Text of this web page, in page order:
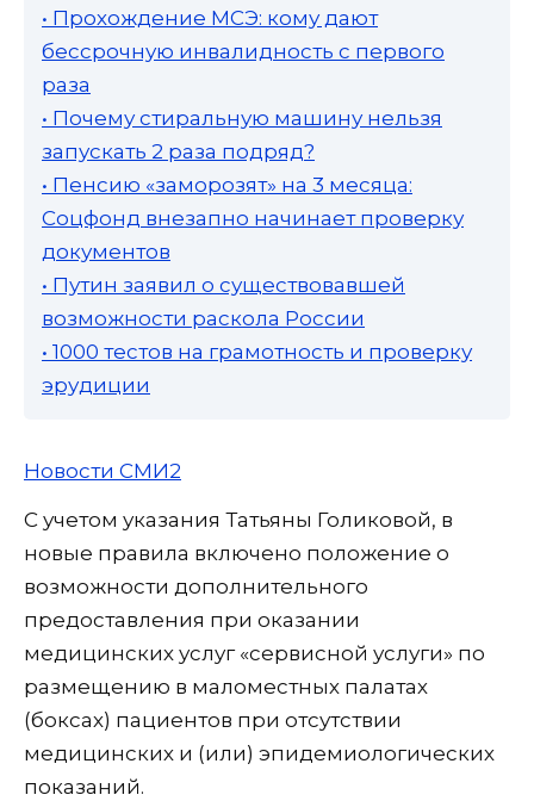
• Прохождение МСЭ: кому дают
бессрочную инвалидность с первого
раза
• Почему стиральную машину нельзя
запускать 2 раза подряд?
• Пенсию «заморозят» на 3 месяца:
Соцфонд внезапно начинает проверку
документов
• Путин заявил о существовавшей
возможности раскола России
• 1000 тестов на грамотность и проверку
эрудиции
Новости СМИ2
С учетом указания Татьяны Голиковой, в
новые правила включено положение о
возможности дополнительного
предоставления при оказании
медицинских услуг «сервисной услуги» по
размещению в маломестных палатах
(боксах) пациентов при отсутствии
медицинских и (или) эпидемиологических
показаний.